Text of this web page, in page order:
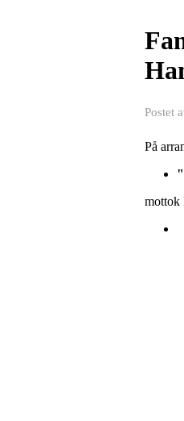
Postet
På
mottok